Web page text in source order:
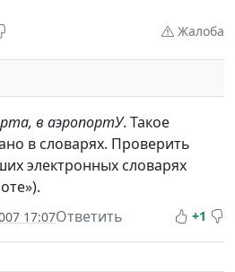
Жалоба
в аэропортУ. Такое
в словарях. Проверить
электронных словарях
17:07Ответить +1